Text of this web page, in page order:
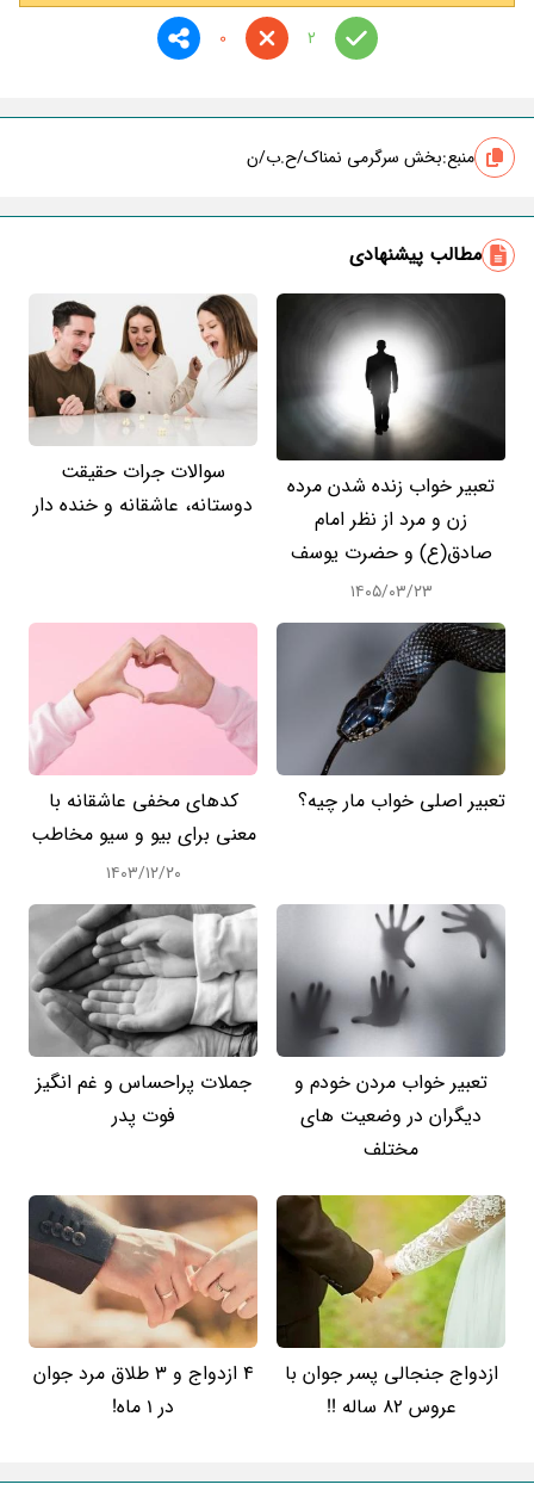
2
0
منبع:بخش سرگرمی نمناک/ح.ب/ن
مطالب پیشنهادی
تعبیر خواب زنده شدن مرده
زن و مرد از نظر امام
صادق(ع) و حضرت یوسف
۱۴۰۵/۰۳/۲۳
سوالات جرات حقیقت
دوستانه، عاشقانه و خنده دار
تعبیر اصلی خواب مار چیه؟
کدهای مخفی عاشقانه با
معنی برای بیو و سیو مخاطب
۱۴۰۳/۱۲/۲۰
تعبیر خواب مردن خودم و
دیگران در وضعیت های
مختلف
جملات پراحساس و غم انگیز
فوت پدر
ازدواج جنجالی پسر جوان با
عروس 82 ساله !!
4 ازدواج و 3 طلاق مرد جوان
در 1 ماه!